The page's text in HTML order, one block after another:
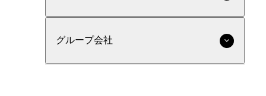
グループ会社